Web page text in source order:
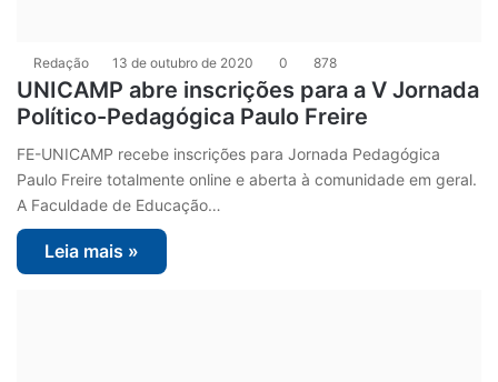
Redação 13 de outubro de 2020 0 878
UNICAMP abre inscrições para a V Jornada
Político-Pedagógica Paulo Freire
FE-UNICAMP recebe inscrições para Jornada Pedagógica
Paulo Freire totalmente online e aberta à comunidade em geral.
A Faculdade de Educação…
Leia mais »